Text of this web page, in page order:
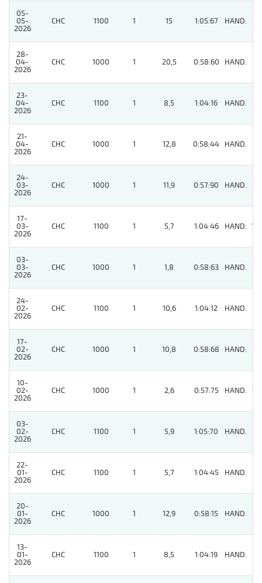
05-
05-
2026
CHC 1100 1 15 1:05:67 HAND.
28-
04-
2026
CHC 1000 1 20,5 0:58:60 HAND.
23-
04-
2026
CHC 1100 1 8,5 1:04:16 HAND.
21-
04-
2026
CHC 1000 1 12,8 0:58:44 HAND.
24-
03-
2026
CHC 1000 1 11,9 0:57:90 HAND.
17-
03-
2026
CHC 1100 1 5,7 1:04:46 HAND. 10
03-
03-
2026
CHC 1000 1 1,8 0:58:63 HAND.
24-
02-
2026
CHC 1100 1 10,6 1:04:12 HAND.
17-
02-
2026
CHC 1000 1 10,8 0:58:68 HAND.
10-
02-
2026
CHC 1000 1 2,6 0:57:75 HAND. 12
03-
02-
2026
CHC 1100 1 5,9 1:05:70 HAND.
22-
01-
2026
CHC 1100 1 5,7 1:04:45 HAND.
20-
01-
2026
CHC 1000 1 12,9 0:58:15 HAND.
13-
01-
2026
CHC 1100 1 8,5 1:04:19 HAND.